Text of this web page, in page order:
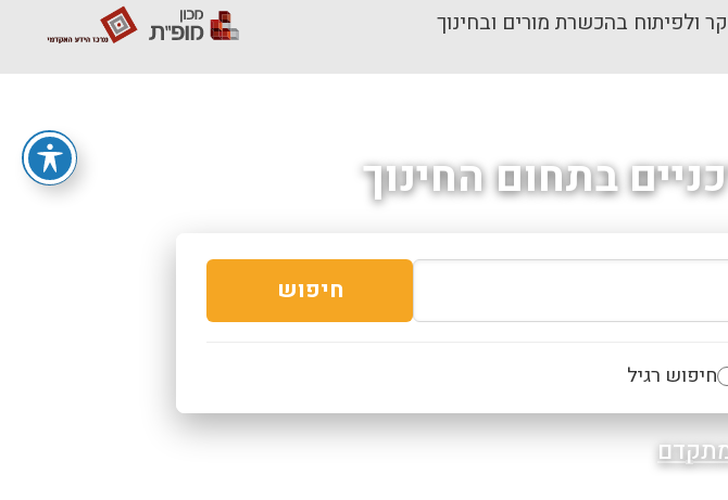
ולפיתוח בהכשרת מורים ובחינוך
בתחום החינוך
חיפוש
חיפוש רגיל